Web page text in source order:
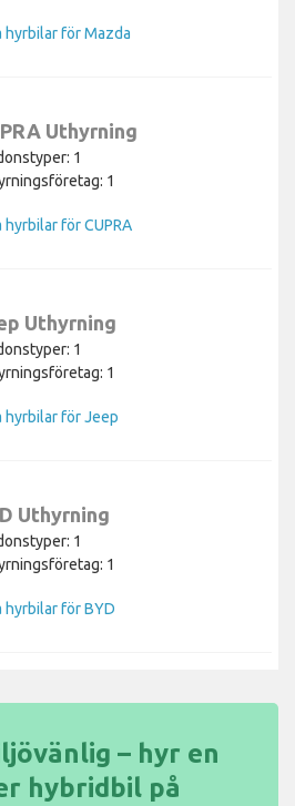
hyrbilar för Mazda
Uthyrning
1
1
hyrbilar för CUPRA
Uthyrning
1
1
hyrbilar för Jeep
Uthyrning
1
1
hyrbilar för BYD
– hyr en
hybridbil på